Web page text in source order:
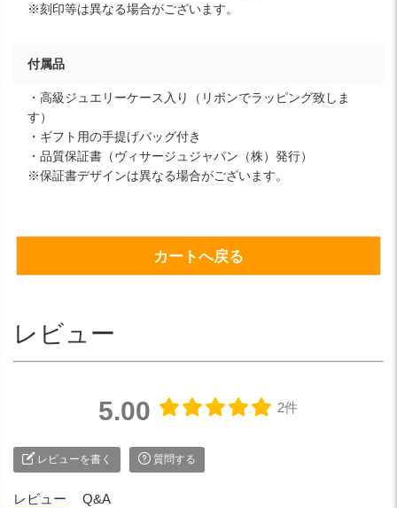
※刻印等は異なる場合がございます。
付属品
・高級ジュエリーケース入り（リボンでラッピング致しま
す）
・ギフト用の手提げバッグ付き
・品質保証書（ヴィサージュジャパン（株）発行）
※保証書デザインは異なる場合がございます。
カートへ戻る
レビュー
5.00 2件
レビューを書く 質問する
レビュー Q&A